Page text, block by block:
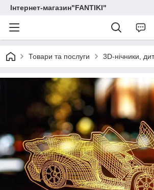
Інтернет-магазин"FANTIKI"
Товари та послуги 3D-нічники,